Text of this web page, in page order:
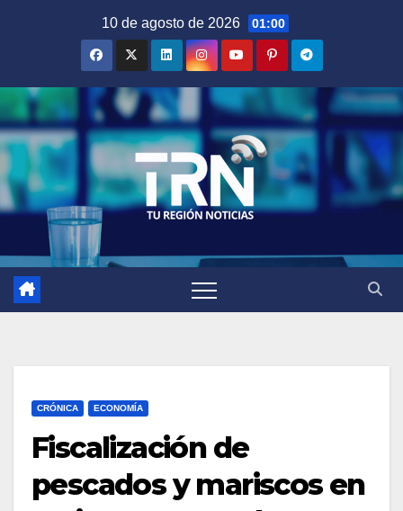
10 de agosto de 2026 01:00
CRÓNICA ECONOMÍA
Fiscalización de
pescados y mariscos en